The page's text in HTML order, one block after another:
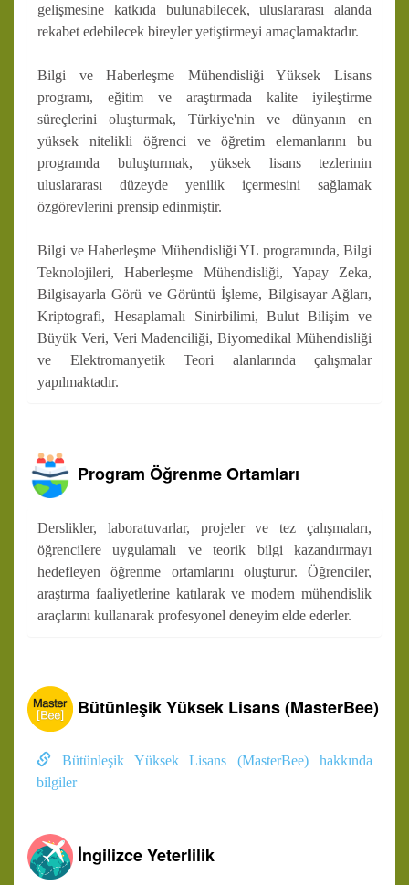
gelişmesine katkıda bulunabilecek, uluslararası alanda
rekabet edebilecek bireyler yetiştirmeyi amaçlamaktadır.
Bilgi ve Haberleşme Mühendisliği Yüksek Lisans
programı, eğitim ve araştırmada kalite iyileştirme
süreçlerini oluşturmak, Türkiye'nin ve dünyanın en
yüksek nitelikli öğrenci ve öğretim elemanlarını bu
programda buluşturmak, yüksek lisans tezlerinin
uluslararası düzeyde yenilik içermesini sağlamak
özgörevlerini prensip edinmiştir.
Bilgi ve Haberleşme Mühendisliği YL programında, Bilgi
Teknolojileri, Haberleşme Mühendisliği, Yapay Zeka,
Bilgisayarla Görü ve Görüntü İşleme, Bilgisayar Ağları,
Kriptografi, Hesaplamalı Sinirbilimi, Bulut Bilişim ve
Büyük Veri, Veri Madenciliği, Biyomedikal Mühendisliği
ve Elektromanyetik Teori alanlarında çalışmalar
yapılmaktadır.
Program Öğrenme Ortamları
Derslikler, laboratuvarlar, projeler ve tez çalışmaları,
öğrencilere uygulamalı ve teorik bilgi kazandırmayı
hedefleyen öğrenme ortamlarını oluşturur. Öğrenciler,
araştırma faaliyetlerine katılarak ve modern mühendislik
araçlarını kullanarak profesyonel deneyim elde ederler.
Bütünleşik Yüksek Lisans (MasterBee)
Bütünleşik Yüksek Lisans (MasterBee) hakkında
bilgiler
İngilizce Yeterlilik